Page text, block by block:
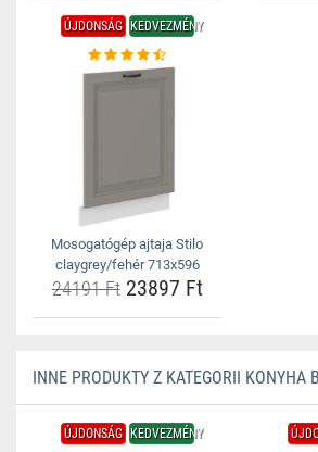
ÚJDONSÁG KEDVEZMÉNY
Mosogatógép ajtaja Stilo
claygrey/fehér 713x596
24191 Ft23897 Ft
INNE PRODUKTY Z KATEGORII KONYHA
ÚJDONSÁG KEDVEZMÉNY